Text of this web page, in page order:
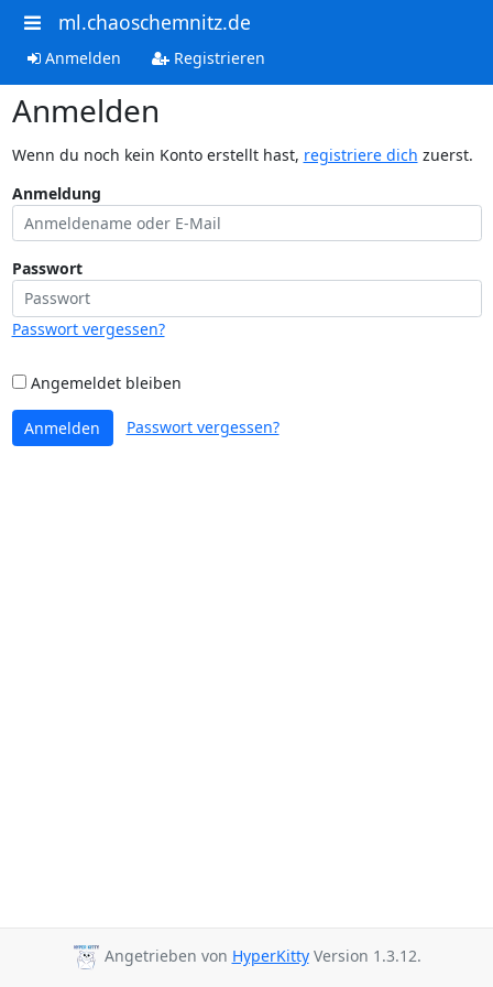
ml.chaoschemnitz.de
Anmelden Registrieren
Anmelden
Wenn du noch kein Konto erstellt hast, registriere dich zuerst.
Anmeldung
Passwort
Passwort vergessen?
Angemeldet bleiben
Anmelden Passwort vergessen?
Angetrieben von HyperKittyVersion 1.3.12.